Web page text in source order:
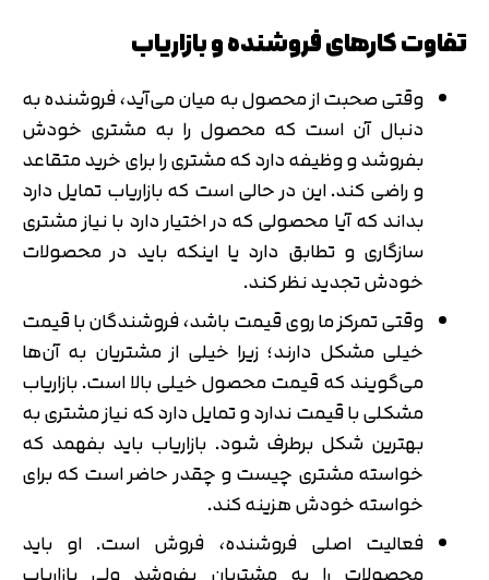
تفاوت کارهای فروشنده و بازاریاب
وقتی صحبت از محصول به میان می‌آید، فروشنده به
دنبال آن است که محصول را به مشتری خودش
بفروشد و وظیفه دارد که مشتری را برای خرید متقاعد
و راضی کند. این در حالی است که بازاریاب تمایل دارد
بداند که آیا محصولی که در اختیار دارد با نیاز مشتری
سازگاری و تطابق دارد یا اینکه باید در محصولات
خودش تجدید نظر کند.
وقتی تمرکز ما روی قیمت باشد، فروشندگان با قیمت
خیلی مشکل دارند؛ زیرا خیلی از مشتریان به آن‌ها
می‌گویند که قیمت محصول خیلی بالا است. بازاریاب
مشکلی با قیمت ندارد و تمایل دارد که نیاز مشتری به
بهترین شکل برطرف شود. بازاریاب باید بفهمد که
خواسته مشتری چیست و چقدر حاضر است که برای
خواسته خودش هزینه کند.
فعالیت اصلی فروشنده، فروش است. او باید